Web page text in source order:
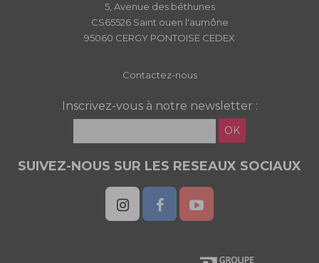
5, Avenue des béthunes
CS65526 Saint ouen l'aumône
95060 CERGY PONTOISE CEDEX
Contactez-nous
Inscrivez-vous à notre newsletter :
OK
SUIVEZ-NOUS SUR LES RESEAUX SOCIAUX